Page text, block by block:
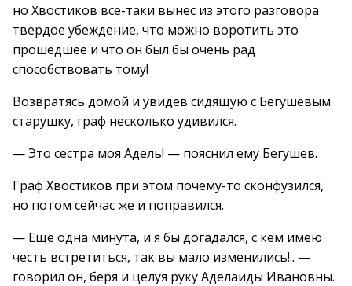
но Хвостиков все-таки вынес из этого разговора
твердое убеждение, что можно воротить это
прошедшее и что он был бы очень рад
способствовать тому!
Возвратясь домой и увидев сидящую с Бегушевым
старушку, граф несколько удивился.
— Это сестра моя Адель! — пояснил ему Бегушев.
Граф Хвостиков при этом почему-то сконфузился,
но потом сейчас же и поправился.
— Еще одна минута, и я бы догадался, с кем имею
честь встретиться, так вы мало изменились!.. —
говорил он, беря и целуя руку Аделаиды Ивановны.